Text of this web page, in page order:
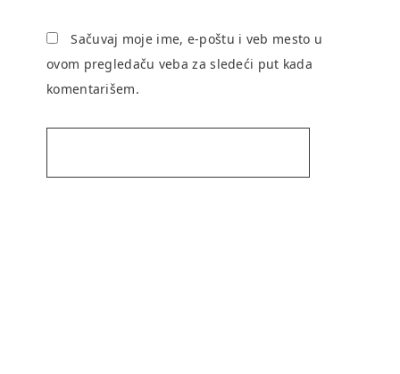
Sačuvaj moje ime, e-poštu i veb mesto u
ovom pregledaču veba za sledeći put kada
komentarišem.